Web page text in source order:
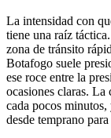
La intensidad con
tiene una raíz
zona de tránsito
Botafogo suele
ese roce entre la
ocasiones claras. La
cada pocos
desde temprano